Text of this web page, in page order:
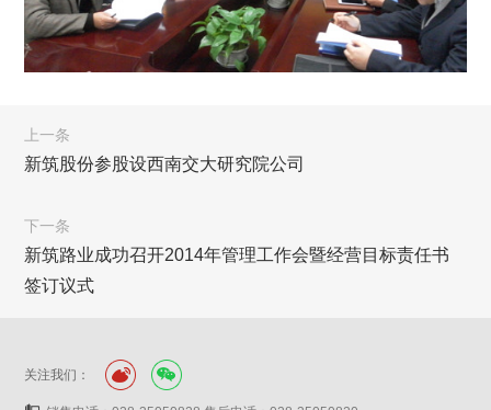
上一条
新筑股份参股设西南交大研究院公司
下一条
新筑路业成功召开2014年管理工作会暨经营目标责任书
签订议式
关注我们：